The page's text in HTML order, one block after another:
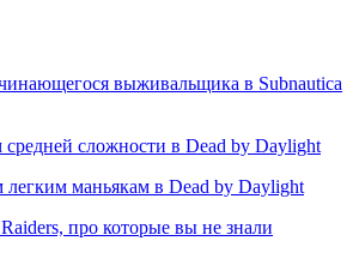
выживальщика в Subnautica
средней сложности в Dead by Daylight
маньякам в Dead by Daylight
про которые вы не знали